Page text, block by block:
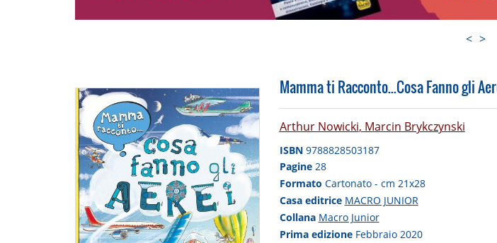
< >
Mamma ti Racconto...Cosa Fanno gli
Arthur Nowicki, Marcin Brykczynski
ISBN 9788828503187
Pagine 28
Formato Cartonato - cm 21x28
Casa editrice MACRO JUNIOR
Collana Macro Junior
Prima edizione Febbraio 2020